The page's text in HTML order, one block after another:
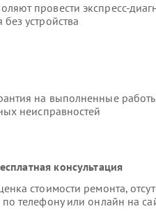
провести экспресс-
устройства
на выполненные
неисправностей
консультация
стоимости ремонта,
телефону или онлайн на